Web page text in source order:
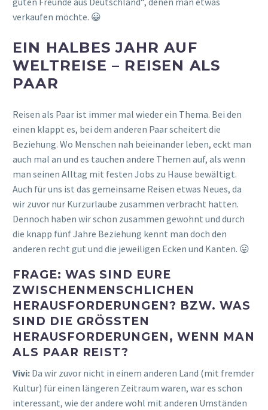
verkaufen möchte. 😀
EIN HALBES JAHR AUF
WELTREISE – REISEN ALS
PAAR
Reisen als Paar ist immer mal wieder ein Thema. Bei den
einen klappt es, bei dem anderen Paar scheitert die
Beziehung. Wo Menschen nah beieinander leben, eckt man
auch mal an und es tauchen andere Themen auf, als wenn
man seinen Alltag mit festen Jobs zu Hause bewältigt.
Auch für uns ist das gemeinsame Reisen etwas Neues, da
wir zuvor nur Kurzurlaube zusammen verbracht hatten.
Dennoch haben wir schon zusammen gewohnt und durch
die knapp fünf Jahre Beziehung kennt man doch den
anderen recht gut und die jeweiligen Ecken und Kanten. 😛
FRAGE: WAS SIND EURE
ZWISCHENMENSCHLICHEN
HERAUSFORDERUNGEN? BZW. WAS
SIND DIE GRÖSSTEN H
ERAUSFORDERUNGEN, WENN MAN A
LS PAAR REIST?
Vivi: Da wir zuvor nicht in einem anderen Land (mit fremder
Kultur) für einen längeren Zeitraum waren, war es schon
interessant, wie der andere wohl mit anderen Umständen